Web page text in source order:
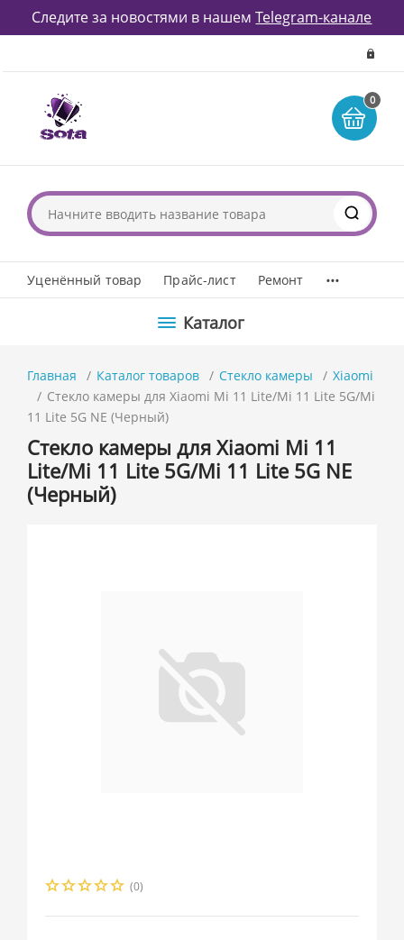
Следите за новостями в нашемTelegram-канале
0
Уценённый товар Прайс-лист Ремонт ...
Каталог
Главная Каталог товаров Стекло камеры
Xiaomi
Стекло камеры для Xiaomi Mi 11 Lite/Mi 11 Lite 5G/Mi
11 Lite 5G NE (Черный)
Стекло камеры для Xiaomi Mi 11
Lite/Mi 11 Lite 5G/Mi 11 Lite 5G NE
(Черный)
(0)